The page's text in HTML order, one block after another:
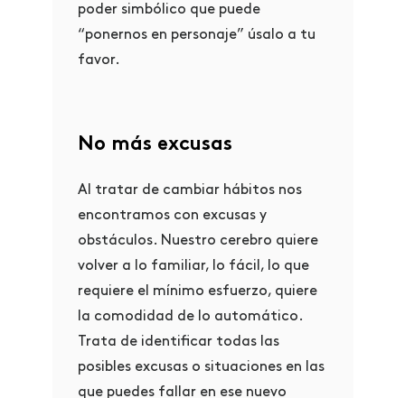
poder simbólico que puede
“ponernos en personaje” úsalo a tu
favor.
No más excusas
Al tratar de cambiar hábitos nos
encontramos con excusas y
obstáculos. Nuestro cerebro quiere
volver a lo familiar, lo fácil, lo que
requiere el mínimo esfuerzo, quiere
la comodidad de lo automático.
Trata de identificar todas las
posibles excusas o situaciones en las
que puedes fallar en ese nuevo